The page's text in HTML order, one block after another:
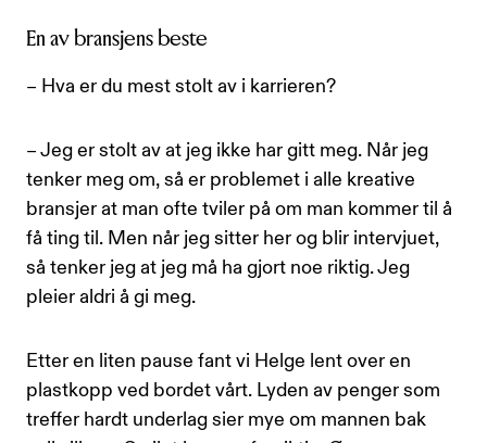
En av bransjens beste
– Hva er du mest stolt av i karrieren?
– Jeg er stolt av at jeg ikke har gitt meg. Når jeg
tenker meg om, så er problemet i alle kreative
bransjer at man ofte tviler på om man kommer til å
få ting til. Men når jeg sitter her og blir intervjuet,
så tenker jeg at jeg må ha gjort noe riktig. Jeg
pleier aldri å gi meg.
Etter en liten pause fant vi Helge lent over en
plastkopp ved bordet vårt. Lyden av penger som
treffer hardt underlag sier mye om mannen bak